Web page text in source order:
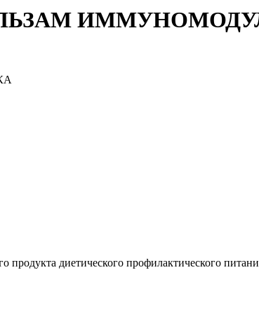
продукта диетического профилактического